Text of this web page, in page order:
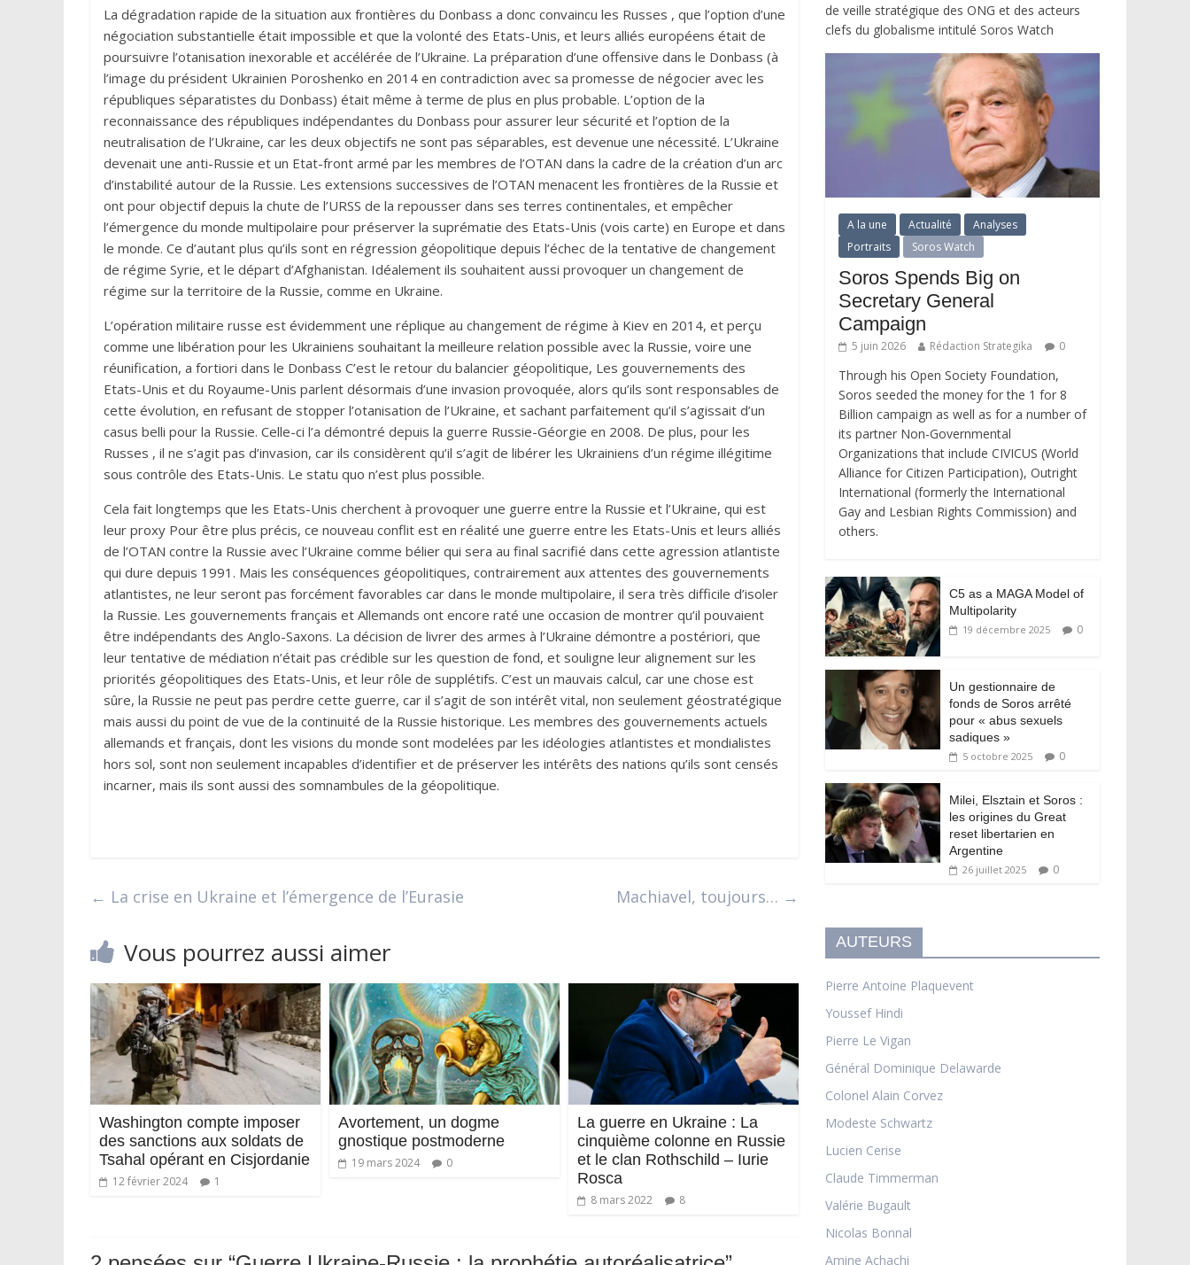
La dégradation rapide de la situation aux frontières du Donbass a donc convaincu les Russes , que l’option d’une
négociation substantielle était impossible et que la volonté des Etats-Unis, et leurs alliés européens était de
poursuivre l’otanisation inexorable et accélérée de l’Ukraine. La préparation d’une offensive dans le Donbass (à
l’image du président Ukrainien Poroshenko en 2014 en contradiction avec sa promesse de négocier avec les
républiques séparatistes du Donbass) était même à terme de plus en plus probable. L’option de la
reconnaissance des républiques indépendantes du Donbass pour assurer leur sécurité et l’option de la
neutralisation de l’Ukraine, car les deux objectifs ne sont pas séparables, est devenue une nécessité. L’Ukraine
devenait une anti-Russie et un Etat-front armé par les membres de l’OTAN dans la cadre de la création d’un arc
d’instabilité autour de la Russie. Les extensions successives de l’OTAN menacent les frontières de la Russie et
ont pour objectif depuis la chute de l’URSS de la repousser dans ses terres continentales, et empêcher
l’émergence du monde multipolaire pour préserver la suprématie des Etats-Unis (vois carte) en Europe et dans
le monde. Ce d’autant plus qu’ils sont en régression géopolitique depuis l’échec de la tentative de changement
de régime Syrie, et le départ d’Afghanistan. Idéalement ils souhaitent aussi provoquer un changement de
régime sur la territoire de la Russie, comme en Ukraine.
L’opération militaire russe est évidemment une réplique au changement de régime à Kiev en 2014, et perçu
comme une libération pour les Ukrainiens souhaitant la meilleure relation possible avec la Russie, voire une
réunification, a fortiori dans le Donbass C’est le retour du balancier géopolitique, Les gouvernements des
Etats-Unis et du Royaume-Unis parlent désormais d’une invasion provoquée, alors qu’ils sont responsables de
cette évolution, en refusant de stopper l’otanisation de l’Ukraine, et sachant parfaitement qu’il s’agissait d’un
casus belli pour la Russie. Celle-ci l’a démontré depuis la guerre Russie-Géorgie en 2008. De plus, pour les
Russes , il ne s’agit pas d’invasion, car ils considèrent qu’il s’agit de libérer les Ukrainiens d’un régime illégitime
sous contrôle des Etats-Unis. Le statu quo n’est plus possible.
Cela fait longtemps que les Etats-Unis cherchent à provoquer une guerre entre la Russie et l’Ukraine, qui est
leur proxy Pour être plus précis, ce nouveau conflit est en réalité une guerre entre les Etats-Unis et leurs alliés
de l’OTAN contre la Russie avec l’Ukraine comme bélier qui sera au final sacrifié dans cette agression atlantiste
qui dure depuis 1991. Mais les conséquences géopolitiques, contrairement aux attentes des gouvernements
atlantistes, ne leur seront pas forcément favorables car dans le monde multipolaire, il sera très difficile d’isoler
la Russie. Les gouvernements français et Allemands ont encore raté une occasion de montrer qu’il pouvaient
être indépendants des Anglo-Saxons. La décision de livrer des armes à l’Ukraine démontre a postériori, que
leur tentative de médiation n’était pas crédible sur les question de fond, et souligne leur alignement sur les
priorités géopolitiques des Etats-Unis, et leur rôle de supplétifs. C’est un mauvais calcul, car une chose est
sûre, la Russie ne peut pas perdre cette guerre, car il s’agit de son intérêt vital, non seulement géostratégique
mais aussi du point de vue de la continuité de la Russie historique. Les membres des gouvernements actuels
allemands et français, dont les visions du monde sont modelées par les idéologies atlantistes et mondialistes
hors sol, sont non seulement incapables d’identifier et de préserver les intérêts des nations qu’ils sont censés
incarner, mais ils sont aussi des somnambules de la géopolitique.
← La crise en Ukraine et l’émergence de l’Eurasie Machiavel, toujours… →
Vous pourrez aussi aimer
Washington compte imposer
des sanctions aux soldats de
Tsahal opérant en Cisjordanie
12 février 2024 1
Avortement, un dogme
gnostique postmoderne
19 mars 2024 0
La guerre en Ukraine : La
cinquième colonne en Russie
et le clan Rothschild – Iurie
Rosca
8 mars 2022 8
de veille stratégique des ONG et des acteurs
clefs du globalisme intitulé Soros Watch
A la une Actualité
Analyses
Portraits
Soros Watch
Soros Spends Big on
Secretary General
Campaign
5 juin 2026 Rédaction Strategika 0
Through his Open Society Foundation,
Soros seeded the money for the 1 for 8
Billion campaign as well as for a number of
its partner Non-Governmental
Organizations that include CIVICUS (World
Alliance for Citizen Participation), Outright
International (formerly the International
Gay and Lesbian Rights Commission) and
others.
C5 as a MAGA Model of
Multipolarity
19 décembre 2025 0
Un gestionnaire de
fonds de Soros arrêté
pour « abus sexuels
sadiques »
5 octobre 2025 0
Milei, Elsztain et Soros :
les origines du Great
reset libertarien en
Argentine
26 juillet 2025 0
AUTEURS
Pierre Antoine Plaquevent
Youssef Hindi
Pierre Le Vigan
Général Dominique Delawarde
Colonel Alain Corvez
Modeste Schwartz
Lucien Cerise
Claude Timmerman
Valérie Bugault
Nicolas Bonnal
Amine Achachi